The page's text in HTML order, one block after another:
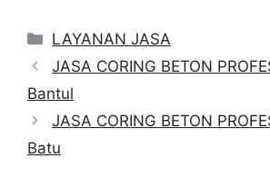
Categories
LAYANAN JASA
JASA CORING BETON
Bantul
JASA CORING BETON
Batu